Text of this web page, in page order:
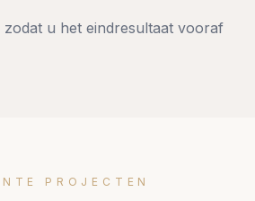
zodat u het eindresultaat vooraf
PROJECTEN